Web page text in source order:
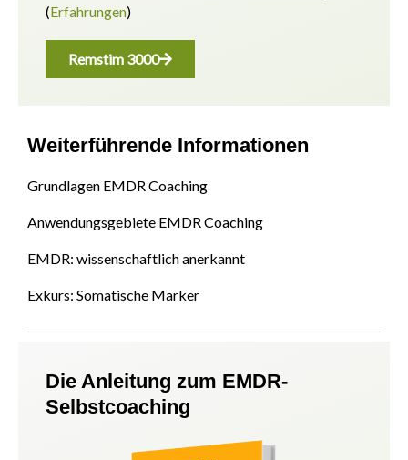
(Erfahrungen)
Remstim 3000
Weiterführende Informationen
Grundlagen EMDR Coaching
Anwendungsgebiete EMDR Coaching
EMDR: wissenschaftlich anerkannt
Exkurs: Somatische Marker
Die Anleitung zum EMDR-
Selbstcoaching